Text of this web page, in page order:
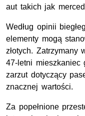
aut takich jak
Według opinii
elementy mogą
złotych. Zatrzymany
47-letni mieszkaniec
zarzut dotyczący
znacznej wartości.
Za popełnione